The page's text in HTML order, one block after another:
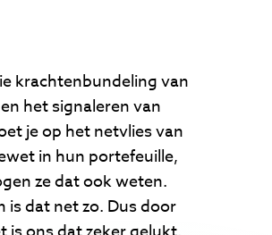
krachtenbundeling van
het signaleren van
je op het netvlies van
in hun portefeuille,
ze dat ook weten.
dat net zo. Dus door